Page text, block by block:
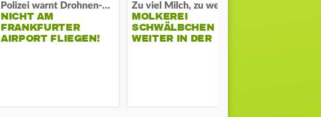
Polizei warnt Drohnen-Besitzer
NICHT AM
FRANKFURTER
AIRPORT FLIEGEN!
MOLKEREI
SCHWÄLBCHEN
WEITER IN DER